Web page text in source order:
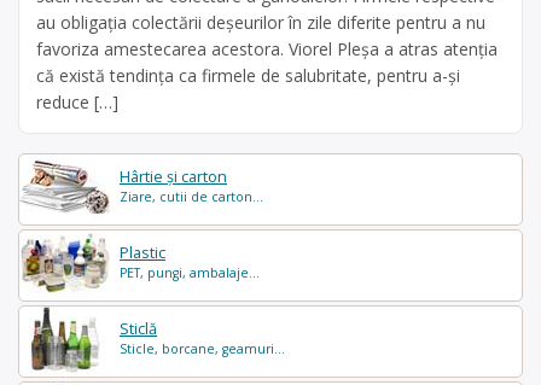
Hârtie și carton
Ziare, cutii de carton...
Plastic
PET, pungi, ambalaje...
Sticlă
Sticle, borcane, geamuri...
au obligația colectării deșeurilor în zile diferite pentru a nu
favoriza amestecarea acestora. Viorel Pleșa a atras atenția
că există tendința ca firmele de salubritate, pentru a-și
reduce […]